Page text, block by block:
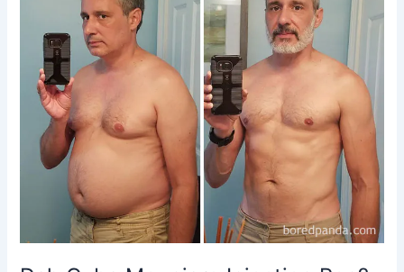
Injection
Pen?
Kenapa
Rawatan
Melting
Tetap